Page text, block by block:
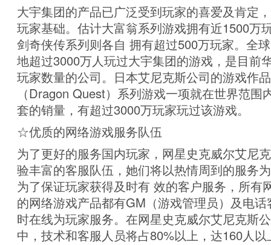
大宇集团的产品已广泛受到玩家的喜爱及肯定
玩家基础。估计大富翁系列游戏拥有近1500万
剑奇侠传系列则各自 拥有超过500万玩家。全
地超过3000万人玩过大宇集团的游戏，是目前
玩家数量的公司。日本艾尼克斯公司的游戏作
（Dragon Quest）系列游戏一项就在世界范围
套的销量，有超过3000万玩家玩过该游戏。
☆优质的网络游戏服务队伍
为了更好的服务国内玩家，网星史克威尔艾尼
验丰富的客服队伍，她们将以热情周到的服务
为了保证玩家获得及时有 效的客户服务，所有
的网络游戏产品都有GM（游戏管理员）及电
时在线为玩家服务。在网星史克威尔艾尼克斯
中，技术和客服人员将占80%以上，达160人以